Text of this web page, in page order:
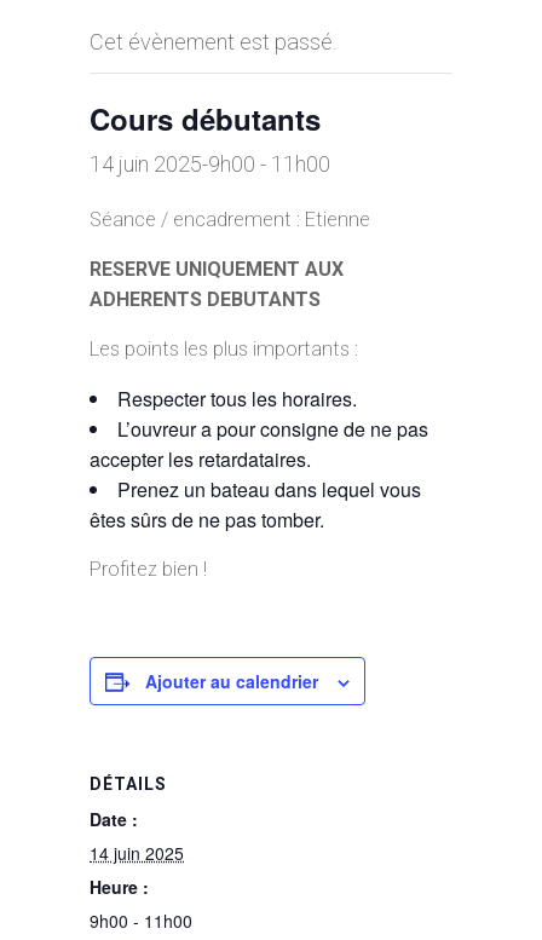
Cet évènement est passé.
Cours débutants
14 juin 2025-9h00 - 11h00
Séance / encadrement : Etienne
RESERVE UNIQUEMENT AUX
ADHERENTS DEBUTANTS
Les points les plus importants :
Respecter tous les horaires.
L’ouvreur a pour consigne de ne pas
accepter les retardataires.
Prenez un bateau dans lequel vous
êtes sûrs de ne pas tomber.
Profitez bien !
Ajouter au calendrier
DÉTAILS
Date :
14 juin 2025
Heure :
9h00 - 11h00